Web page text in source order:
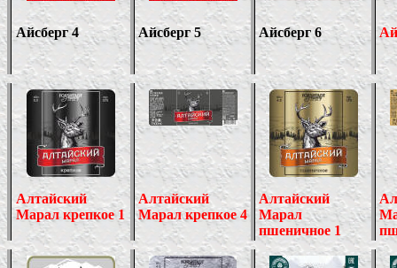
Айсберг 4 Айсберг 5 Айсберг 6
Алтайский
Марал крепкое 1
Алтайский
Марал крепкое 4
Алтайский
Марал
пшеничное 1